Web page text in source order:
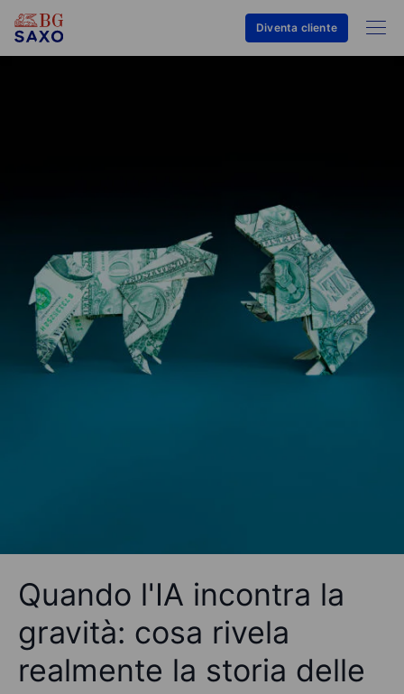
Diventa cliente
Quando l'IA incontra la
gravità: cosa rivela
realmente la storia delle